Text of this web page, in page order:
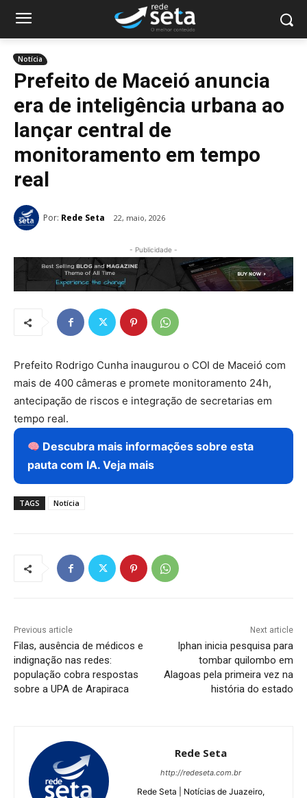
Notícia
Prefeito de Maceió anuncia
era de inteligência urbana ao
lançar central de
monitoramento em tempo
real
Por: Rede Seta 22, maio, 2026
- Publicidade -
Prefeito Rodrigo Cunha inaugurou o COI de Maceió com
mais de 400 câmeras e promete monitoramento 24h,
antecipação de riscos e integração de secretarias em
tempo real.
Descubra mais informações sobre esta
pauta com IA. Veja mais
TAGS Notícia
Previous article
Filas, ausência de médicos e
indignação nas redes:
população cobra respostas
sobre a UPA de Arapiraca
Next article
Iphan inicia pesquisa para
tombar quilombo em
Alagoas pela primeira vez na
história do estado
Rede Seta
http://redeseta.com.br
Rede Seta | Notícias de Juazeiro,